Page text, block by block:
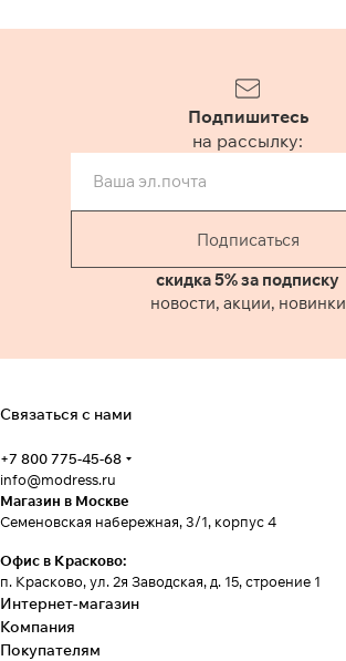
Подпишитесь
на рассылку:
Подписаться
скидка 5% за подписку
новости, акции, новинки
Связаться с нами
+7 800 775-45-68
info@modress.ru
Магазин в Москве
Семеновская набережная, 3/1, корпус 4
Офис в Красково:
п. Красково, ул. 2я Заводская, д. 15, строение 1
Интернет-магазин
Компания
Покупателям